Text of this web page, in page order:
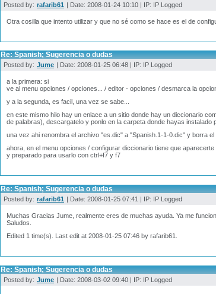
Posted by: rafarib61 | Date: 2008-01-24 10:10 | IP: IP Logged
Otra cosilla que intento utilizar y que no sé como se hace es el de
Re: Spanish; Sugerencia o dudas
Posted by: Jume | Date: 2008-01-25 06:48 | IP: IP Logged
a la primera: si
ve al menu opciones / opciones... / editor - opciones / desmarca la
y a la segunda, es facil, una vez se sabe...
en este mismo hilo hay un enlace a un sitio donde hay un diccionario
de palabras), descargatelo y ponlo en la carpeta donde hayas instalado
una vez ahi renombra el archivo "es.dic" a "Spanish.1-1-0.dic" y borra
ahora, en el menu opciones / configurar diccionario tiene que
y preparado para usarlo con ctrl+f7 y f7
Re: Spanish; Sugerencia o dudas
Posted by: rafarib61 | Date: 2008-01-25 07:41 | IP: IP Logged
Muchas Gracias Jume, realmente eres de muchas ayuda. Ya me
Saludos.
Edited 1 time(s). Last edit at 2008-01-25 07:46 by rafarib61.
Re: Spanish; Sugerencia o dudas
Posted by: Jume | Date: 2008-03-02 09:40 | IP: IP Logged